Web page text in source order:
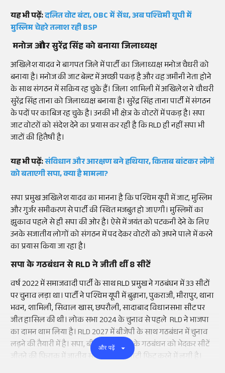
यह भी पढ़ें:दलित वोट बंटा, OBC में सेंध, अब पश्चिमी यूपी में
मुस्लिम चेहरे तलाश रही BSP
मनोज और सुरेंद्र सिंह को बनाया जिलाध्यक्ष
अखिलेश यादव ने बागपत जिले में पार्टी का जिलाध्यक्ष मनोज चैधरी को
बनाया है। मनोज की जाट बेल्ट में अच्छी पकड़ है और वह जमीनी नेता होने
के साथ संगठन में सक्रिय रह चुके हैं। जिला शामिली में अखिलेश ने चौधरी
सुरेंद्र सिंह ताना को जिलाध्यक्ष बनाया है। सुरेंद्र सिंह ताना पार्टी में संगठन
के पदों पर काबिज रह चुके है। उनकी भी क्षेत्र के वोटरों में पकड़ है। सपा
जाट वोटरों को संदेश देने का प्रयास कर रही है कि RLD ही नहीं सपा भी
जाटों की हितैषी है।
यह भी पढ़ें:संविधान और आरक्षण बने हथियार, किताब बांटकर लोगों
को बताएगी सपा, क्या है मामला?
सपा प्रमुख अखिलेश यादव का मानना है कि पश्चिम यूपी में जाट, मुस्लिम
और गुर्जर समीकरण से पार्टी की स्थित मजबुत हो जाएगी। मुस्लिमों का
झुकाव पहले से ही सपा की ओर है। ऐसे में जयंत को पटकनी देने के लिए
उनके सजातीय लोगों को संगठन में पद देकर वोटरों को अपने पाले में करने
का प्रयास किया जा रहा है।
सपा के गठबंधन से RLD ने जीती थीं 8 सीटें
वर्ष 2022 में समाजवादी पार्टी के साथ RLD प्रमुख ने गठबंघन में 33 सीटों
पर चुनाव लड़ा था। पार्टी ने पश्चिम यूपी में बुढ़ाना, पुकराजी, मीरापुर, थाना
भवन, शामिली, सिवाल खास, छपरौली, सादाबाद विधानसभा सीट पर
जीत हासिल की थी। लोक सभा 2024 के चुनाव से पहले RLD ने भाजपा
का दामन थाम लिया है। RLD 2027 में बीजेपी के साथ गठबंधन में चुनाव
लड़ने की तैयारी में है। सपा, बीजेपी और RLD के गठबंधन को भेदकर सीटें
जीतने की फिराक में जातीय समीकरण की गोटी फिट करने में लगी है।
और पढ़ें